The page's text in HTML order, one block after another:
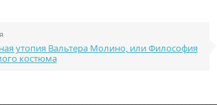
утопия Вальтера Молино, или Философия
костюма